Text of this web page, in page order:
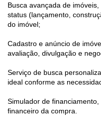
Busca avançada de
status (lançamento,
do imóvel;
Cadastro e anúncio de
avaliação, divulgação e
Serviço de busca
ideal conforme as
Simulador de
financeiro da compra.